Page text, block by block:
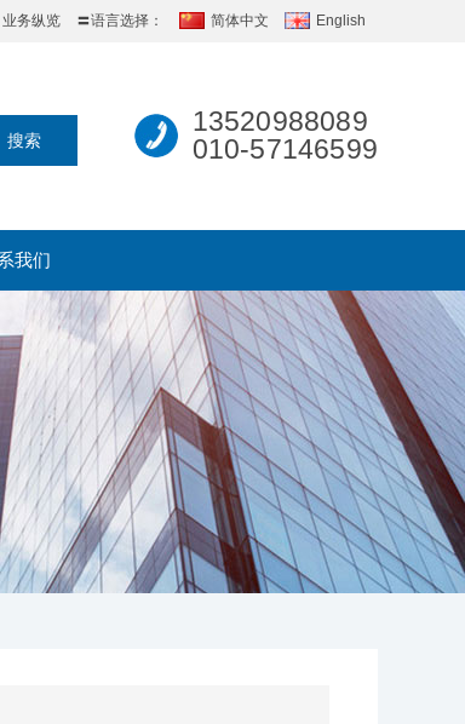
业务纵览 〓语言选择： 简体中文 English
13520988089
010-57146599
我们